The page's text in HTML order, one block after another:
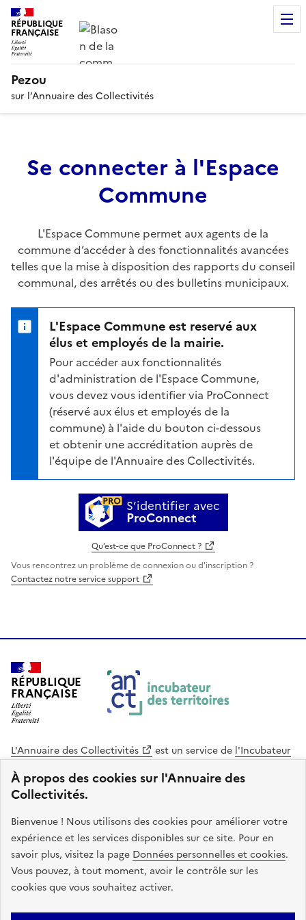
À propos des cookies sur l'Annuaire des
Collectivités.
Bienvenue ! Nous utilisons des cookies pour améliorer votre
expérience et les services disponibles sur ce site. Pour en
savoir plus, visitez la page Données personnelles et cookies.
Vous pouvez, à tout moment, avoir le contrôle sur les
cookies que vous souhaitez activer.
RÉPUBLIQUE
FRANÇAISE
Pezou
sur l’Annuaire des Collectivités
Se connecter à l'Espace
Commune
L'Espace Commune permet aux agents de la
commune d’accéder à des fonctionnalités avancées
telles que la mise à disposition des rapports du conseil
communal, des arrêtés ou des bulletins municipaux.
L'Espace Commune est reservé aux
élus et employés de la mairie.
Pour accéder aux fonctionnalités
d'administration de l'Espace Commune,
vous devez vous identifier via ProConnect
(réservé aux élus et employés de la
commune) à l'aide du bouton ci-dessous
et obtenir une accréditation auprès de
l'équipe de l'Annuaire des Collectivités.
S’identifier avec
ProConnect
Qu’est-ce que ProConnect ?
Vous rencontrez un problème de connexion ou d'inscription ?
Contactez notre service support
RÉPUBLIQUE
FRANÇAISE
L'Annuaire des Collectivités est un service de l'Incubateur
Cohésion des Territoires
. Le code source de ce site web
est disponible en licence libre. Le design de ce site est conçu
avec le système de design de l’État.
legifrance.gouv.fr
info.gouv.fr
service-public.gouv.fr
data.gouv.fr
Plan du site Accessibilite : non conforme Mentions légales